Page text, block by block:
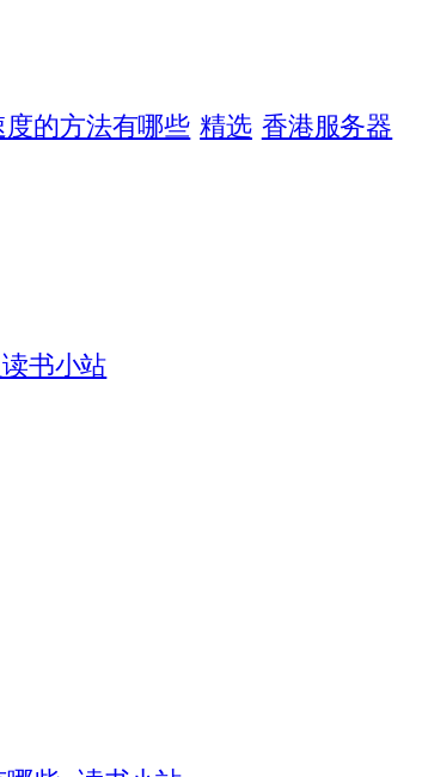
的方法有哪些 精选 香港服务器
书小站